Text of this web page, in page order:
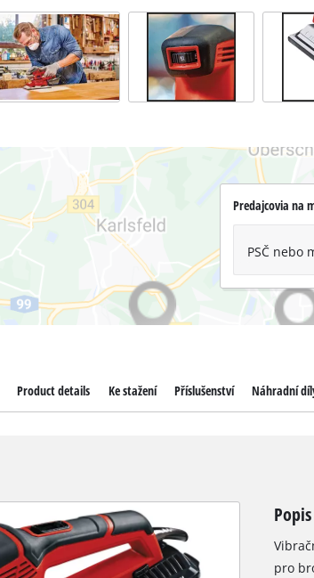
Predajcovia na
PSČ nebo
Product details Ke stažení Příslušenství Náhradní
pro